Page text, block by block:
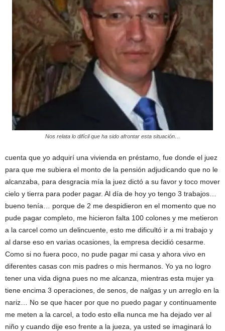
Nos relata lo difícil que ha sido afrontar esta situación…
cuenta que yo adquirí una vivienda en préstamo, fue donde el juez
para que me subiera el monto de la pensión adjudicando que no le
alcanzaba, para desgracia mía la juez dictó a su favor y toco mover
cielo y tierra para poder pagar. Al día de hoy yo tengo 3 trabajos…
bueno tenía… porque de 2 me despidieron en el momento que no
pude pagar completo, me hicieron falta 100 colones y me metieron
a la carcel como un delincuente, esto me dificultó ir a mi trabajo y
al darse eso en varias ocasiones, la empresa decidió cesarme.
Como si no fuera poco, no pude pagar mi casa y ahora vivo en
diferentes casas con mis padres o mis hermanos. Yo ya no logro
tener una vida digna pues no me alcanza, mientras esta mujer ya
tiene encima 3 operaciones, de senos, de nalgas y un arreglo en la
nariz… No se que hacer por que no puedo pagar y continuamente
me meten a la carcel, a todo esto ella nunca me ha dejado ver al
niño y cuando dije eso frente a la jueza, ya usted se imaginará lo